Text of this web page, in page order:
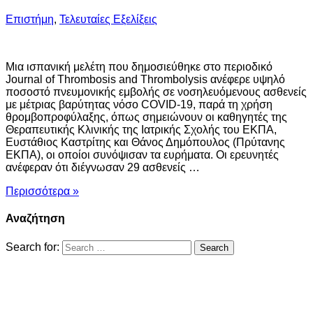
Επιστήμη, Τελευταίες Εξελίξεις
Μια ισπανική μελέτη που δημοσιεύθηκε στο περιοδικό
Journal of Thrombosis and Thrombolysis ανέφερε υψηλό
ποσοστό πνευμονικής εμβολής σε νοσηλευόμενους ασθενείς
με μέτριας βαρύτητας νόσο COVID-19, παρά τη χρήση
θρομβοπροφύλαξης, όπως σημειώνουν οι καθηγητές της
Θεραπευτικής Κλινικής της Ιατρικής Σχολής του ΕΚΠΑ,
Ευστάθιος Καστρίτης και Θάνος Δημόπουλος (Πρύτανης
ΕΚΠΑ), οι οποίοι συνόψισαν τα ευρήματα. Οι ερευνητές
ανέφεραν ότι διέγνωσαν 29 ασθενείς …
Περισσότερα »
Αναζήτηση
Search for: